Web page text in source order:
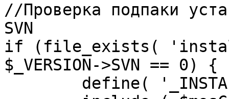
//Проверка подпаки
SVN
if (file_exists(
$_VERSION->SVN == 0) {